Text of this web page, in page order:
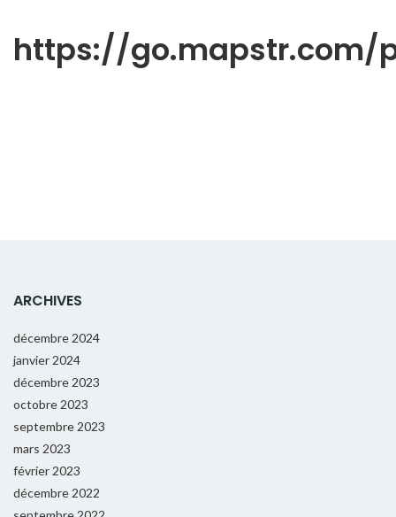
https://go.mapstr.com/
ARCHIVES
décembre 2024
janvier 2024
décembre 2023
octobre 2023
septembre 2023
mars 2023
février 2023
décembre 2022